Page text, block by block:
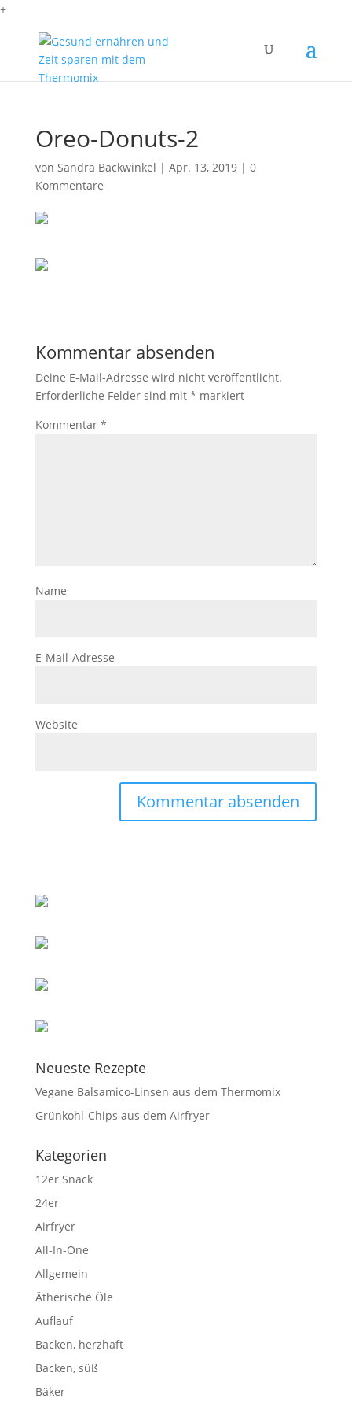
+
Oreo-Donuts-2
von Sandra Backwinkel | Apr. 13, 2019| 0
Kommentare
Kommentar absenden
Deine E-Mail-Adresse wird nicht veröffentlicht.
Erforderliche Felder sind mit * markiert
Kommentar *
Name
E-Mail-Adresse
Website
Neueste Rezepte
Vegane Balsamico-Linsen aus dem Thermomix
Grünkohl-Chips aus dem Airfryer
Kategorien
12er Snack
24er
Airfryer
All-In-One
Allgemein
Ätherische Öle
Auflauf
Backen, herzhaft
Backen, süß
Bäker